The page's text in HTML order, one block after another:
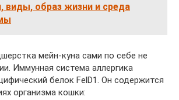
виды, образ жизни и среда
мейн-куна сами по себе не
Иммунная система аллергика
белок FelD1. Он содержится
организма кошки: